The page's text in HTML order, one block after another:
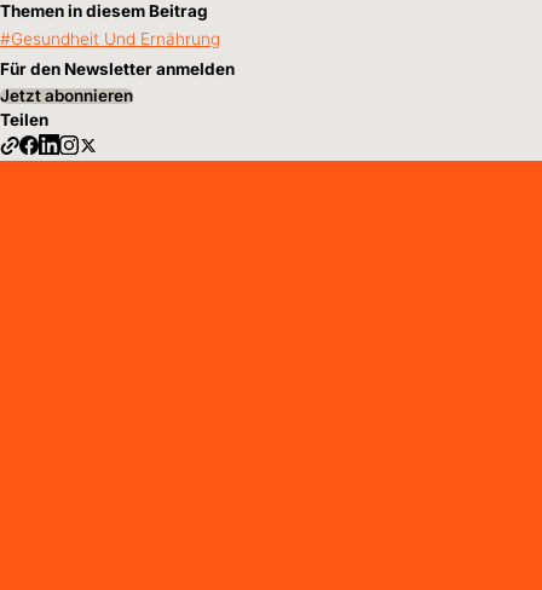
Themen in diesem Beitrag
Gesundheit Und Ernährung
Für den Newsletter anmelden
Jetzt abonnieren
Teilen